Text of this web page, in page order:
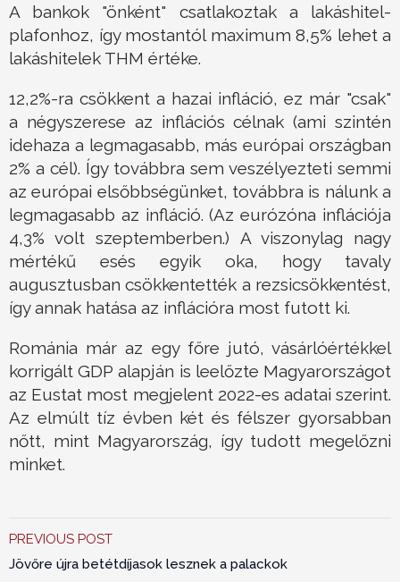
A bankok "önként" csatlakoztak a lakáshitel-
plafonhoz, így mostantól maximum 8,5% lehet a
lakáshitelek THM értéke.
12,2%-ra csökkent a hazai infláció, ez már "csak"
a négyszerese az inflációs célnak (ami szintén
idehaza a legmagasabb, más európai országban
2% a cél). Így továbbra sem veszélyezteti semmi
az európai elsőbbségünket, továbbra is nálunk a
legmagasabb az infláció. (Az eurózóna inflációja
4,3% volt szeptemberben.) A viszonylag nagy
mértékű esés egyik oka, hogy tavaly
augusztusban csökkentették a rezsicsökkentést,
így annak hatása az inflációra most futott ki.
Románia már az egy főre jutó, vásárlóértékkel
korrigált GDP alapján is leelőzte Magyarországot
az Eustat most megjelent 2022-es adatai szerint.
Az elmúlt tíz évben két és félszer gyorsabban
nőtt, mint Magyarország, így tudott megelőzni
minket.
PREVIOUS POST
Jövőre újra betétdíjasok lesznek a palackok